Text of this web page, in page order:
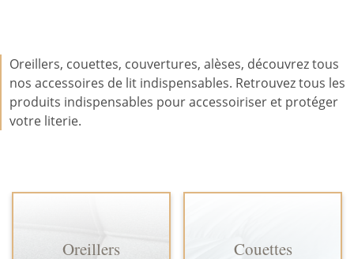
Oreillers, couettes, couvertures, alèses, découvrez tous
nos accessoires de lit indispensables. Retrouvez tous les
produits indispensables pour accessoiriser et protéger
votre literie.
Oreillers Couettes